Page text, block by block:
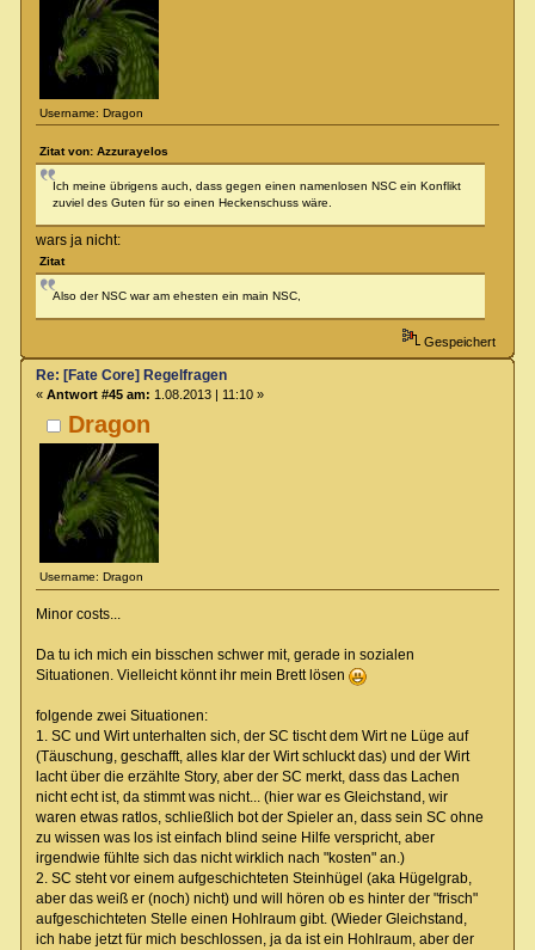
Username: Dragon
Zitat von: Azzurayelos
Ich meine übrigens auch, dass gegen einen namenlosen NSC ein Konflikt
zuviel des Guten für so einen Heckenschuss wäre.
wars ja nicht:
Zitat
Also der NSC war am ehesten ein main NSC,
Gespeichert
Dragon
Username: Dragon
Re: [Fate Core] Regelfragen
« Antwort #45 am: 1.08.2013 | 11:10 »
Minor costs...
Da tu ich mich ein bisschen schwer mit, gerade in sozialen
Situationen. Vielleicht könnt ihr mein Brett lösen
folgende zwei Situationen:
1. SC und Wirt unterhalten sich, der SC tischt dem Wirt ne Lüge auf
(Täuschung, geschafft, alles klar der Wirt schluckt das) und der Wirt
lacht über die erzählte Story, aber der SC merkt, dass das Lachen
nicht echt ist, da stimmt was nicht... (hier war es Gleichstand, wir
waren etwas ratlos, schließlich bot der Spieler an, dass sein SC ohne
zu wissen was los ist einfach blind seine Hilfe verspricht, aber
irgendwie fühlte sich das nicht wirklich nach "kosten" an.)
2. SC steht vor einem aufgeschichteten Steinhügel (aka Hügelgrab,
aber das weiß er (noch) nicht) und will hören ob es hinter der "frisch"
aufgeschichteten Stelle einen Hohlraum gibt. (Wieder Gleichstand,
ich habe jetzt für mich beschlossen, ja da ist ein Hohlraum, aber der